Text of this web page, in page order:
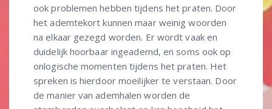
ook problemen hebben tijdens het praten. Door
het ademtekort kunnen maar weinig woorden
na elkaar gezegd worden. Er wordt vaak en
duidelijk hoorbaar ingeademd, en soms ook op
onlogische momenten tijdens het praten. Het
spreken is hierdoor moeilijker te verstaan. Door
de manier van ademhalen worden de